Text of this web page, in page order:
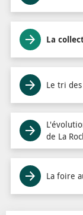
La
Le tri
de La
La foire